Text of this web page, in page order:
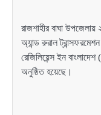
রাজশাহীর বাঘা
অ্যান্ড রুরাল
রেজিলিয়েন্স ইন
অনুষ্ঠিত হয়েছে।